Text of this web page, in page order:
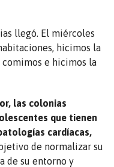
llegó. El miércoles
hicimos la
e hicimos la
las colonias
que tienen
cardíacas,
de normalizar su
de su entorno y